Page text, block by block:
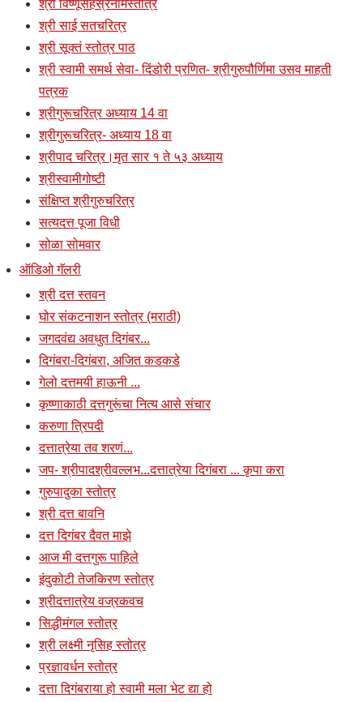
श्री विष्णूसहस्रनामस्तोत्र
श्री साई सतचरित्र
श्री सूक्तं स्तोत्र पाठ
श्री स्वामी समर्थ सेवा- दिंडोरी प्रणित- श्रीगुरुपौर्णिमा उसव माहती
पत्रक
श्रीगुरूचरित्र अध्याय 14 वा
श्रीगुरूचरित्र- अध्याय 18 वा
श्रीपाद चरित्र।मृत सार १ ते ५३ अध्याय
श्रीस्वामीगोष्टी
संक्षिप्त श्रीगुरुचरित्र
सत्यदत्त पूजा विधी
सोळा सोमवार
ऑडिओ गॅलरी
श्री दत्त स्तवन
घोर संकटनाशन स्तोत्र (मराठी)
जगदवंद्य अवधुत दिगंबर...
दिगंबरा-दिगंबरा, अजित कडकडे
गेलो दत्तमयी हाऊनी ...
कृष्णाकाठी दत्तगुरूंचा नित्य आसे संचार
करुणा त्रिपदी
दत्तात्रेया तव शरणं...
जप- श्रीपादश्रीवल्लभ...दत्तात्रेया दिगंबरा ... कृपा करा
गुरुपादुका स्तोत्र
श्री दत्त बावनि
दत्त दिगंबर दैवत माझे
आज मी दत्तगुरू पाहिले
इंदुकोटी तेजकिरण स्तोत्र
श्रीदत्तात्रेय वज्रकवच
सिद्धीमंगल स्तोत्र
श्री लक्ष्मी नृसिह स्तोत्र
प्रज्ञावर्धन स्तोत्र
दत्ता दिगंबराया हो स्वामी मला भेट द्या हो